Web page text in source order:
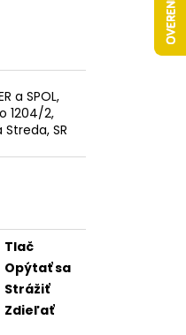
a SPOL,
1204/2,
Streda, SR
Tlač
Opýtať sa
Strážiť
Zdieľať
Nasledujúce